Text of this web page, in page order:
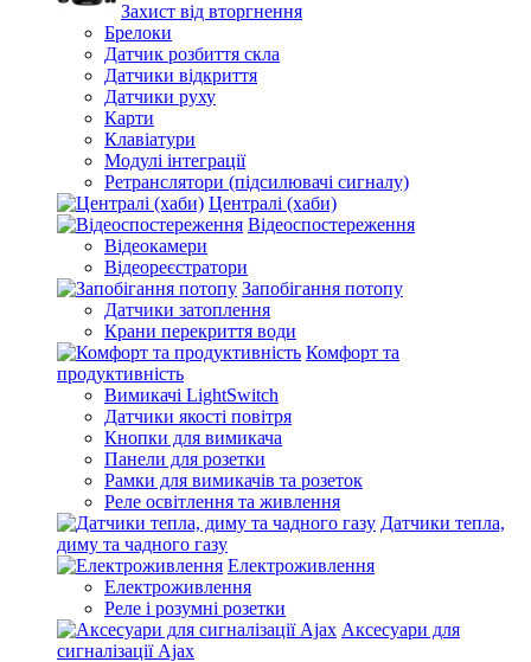
Захист від вторгнення
Брелоки
Датчик розбиття скла
Датчики відкриття
Датчики руху
Карти
Клавіатури
Модулі інтеграції
Ретранслятори (підсилювачі сигналу)
Централі (хаби)
Відеоспостереження
Відеокамери
Відеореєстратори
Запобігання потопу
Датчики затоплення
Крани перекриття води
Комфорт та
продуктивність
Вимикачі LightSwitch
Датчики якості повітря
Кнопки для вимикача
Панели для розетки
Рамки для вимикачів та розеток
Реле освітлення та живлення
Датчики тепла,
диму та чадного газу
Електроживлення
Електроживлення
Реле і розумні розетки
Аксесуари для
сигналізації Ajax